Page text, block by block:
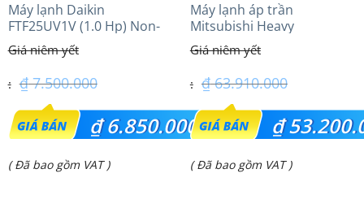
Máy lạnh Daikin
FTF25UV1V (1.0 Hp) Non-
inverter Thái lan
₫7.500.000
Giá
gốc
là:
₫6.850.000
Giá
( Đã bao gồm VAT )
Máy lạnh áp trần
Mitsubishi Heavy
FDE125VG (5.0Hp) Cao cấp
– 1 Pha
₫63.910.000
Giá
gốc
là:
₫
Giá
( Đã bao gồm VAT )